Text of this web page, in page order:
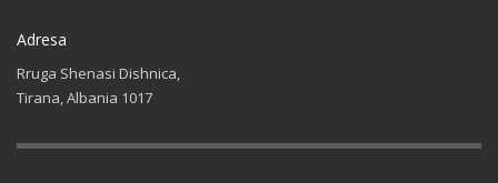
Adresa
Rruga Shenasi Dishnica,
Tirana, Albania 1017